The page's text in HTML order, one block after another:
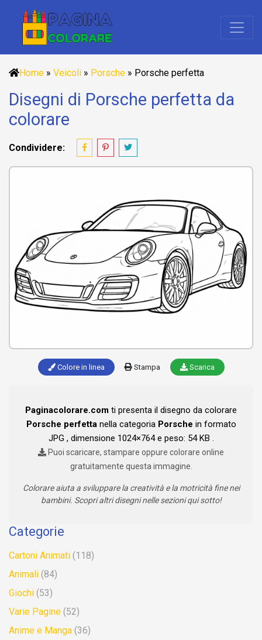
Home » Veicoli » Porsche » Porsche perfetta
Disegni di Porsche perfetta da
colorare
Condividere:
Colore in linea Stampa Scarica
Paginacolorare.com ti presenta il disegno da colorare
Porsche perfettanella categoria Porsche in formato
JPG , dimensione 1024×764 e peso: 54 KB .
Puoi scaricare, stampare oppure colorare online
gratuitamente questa immagine.
Colorare aiuta a sviluppare la creatività e la motricità fine nei
bambini. Scopri altri disegni nelle sezioni qui sotto!
Categorie
Cartoni Animati (118)
Animali (84)
Giochi (53)
Varie Pagine (52)
Anime e Manga (36)